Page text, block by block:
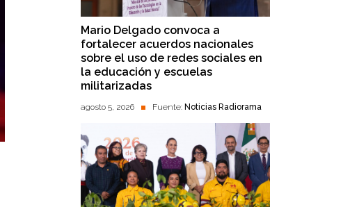
Mario Delgado convoca a
fortalecer acuerdos nacionales
sobre el uso de redes sociales en
la educación y escuelas
militarizadas
agosto 5, 2026 Fuente: Noticias Radiorama